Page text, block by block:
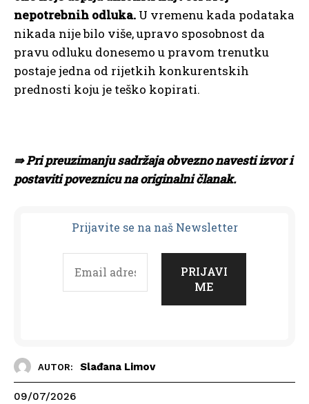
nepotrebnih odluka. U vremenu kada podataka
nikada nije bilo više, upravo sposobnost da
pravu odluku donesemo u pravom trenutku
postaje jedna od rijetkih konkurentskih
prednosti koju je teško kopirati.
⇛ Pri preuzimanju sadržaja obvezno navesti izvor i
postaviti poveznicu na originalni članak.
Prijavite se na naš Newsletter
AUTOR: Slađana Limov
09/07/2026